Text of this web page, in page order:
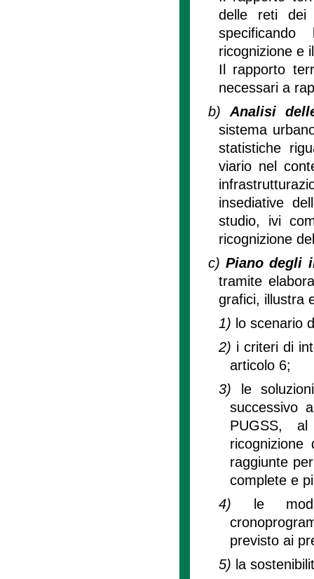
delle reti dei
ricognizione e
Il rapporto
necessari a
b) Analisi
sistema
statistiche
viario nel
insediative
studio, ivi
ricognizione
c) Piano degli
tramite
grafici, illustra
1) lo scenario
2) i criteri di
articolo 6;
3)
le
successivo
PUGSS,
ricognizione
raggiunte
complete e
4)
le
previsto ai
5) la